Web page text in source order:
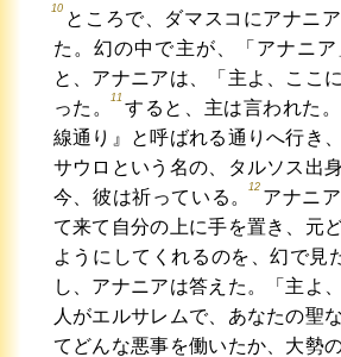
10
ところで、ダマスコにアナニ
た。幻の中で主が、「アナニ
と、アナニアは、「主よ、ここ
った。
11
すると、主は言われた
線通り』と呼ばれる通りへ行き
サウロという名の、タルソス出
今、彼は祈っている。
12
アナニ
て来て自分の上に手を置き、元
ようにしてくれるのを、幻で見
し、アナニアは答えた。「主よ
人がエルサレムで、あなたの聖
てどんな悪事を働いたか、大勢